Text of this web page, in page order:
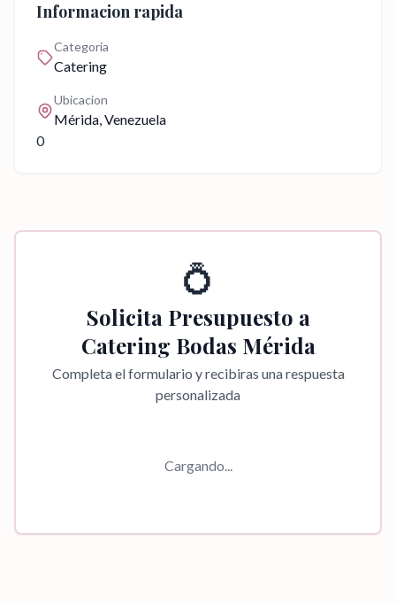
Informacion rapida
Categoria
Catering
Ubicacion
Mérida, Venezuela
0
💍
Solicita Presupuesto a
Catering Bodas Mérida
Completa el formulario y recibiras una respuesta
personalizada
Cargando...